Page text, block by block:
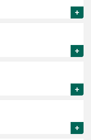
+
+
+
+